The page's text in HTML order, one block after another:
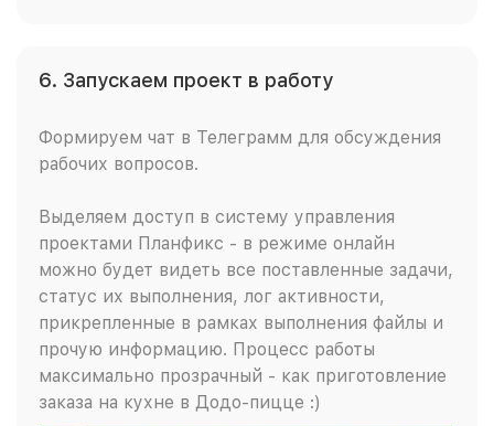
6. Запускаем проект в работу
Формируем чат в Телеграмм для обсуждения
рабочих вопросов.
Выделяем доступ в систему управления
проектами Планфикс - в режиме онлайн
можно будет видеть все поставленные задачи,
статус их выполнения, лог активности,
прикрепленные в рамках выполнения файлы и
прочую информацию. Процесс работы
максимально прозрачный - как приготовление
заказа на кухне в Додо-пицце :)